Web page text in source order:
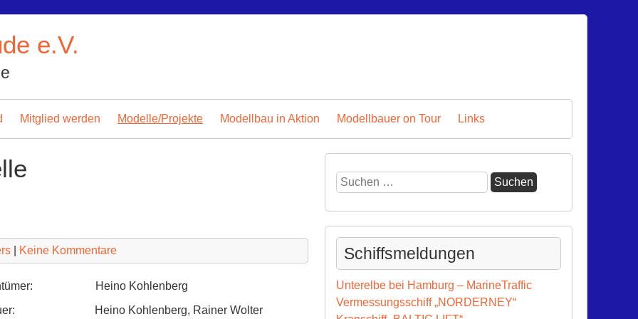
e.V.
Mitglied werden Modelle/Projekte Modellbau in Aktion Modellbauer on Tour Links
Keine Kommentare
Heino Kohlenberg
Heino Kohlenberg, Rainer Wolter
Schiffsmeldungen
Unterelbe bei Hamburg – MarineTraffic
Vermessungsschiff „NORDERNEY“